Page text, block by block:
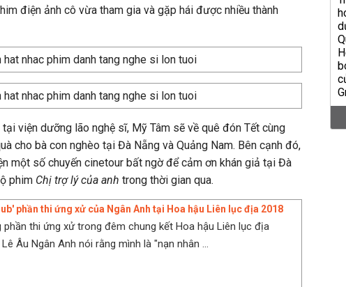
điện ảnh cô vừa tham gia và gặp hái được nhiều thành
viện dưỡng lão nghệ sĩ, Mỹ Tâm sẽ về quê đón Tết cùng
cho bà con nghèo tại Đà Nẵng và Quảng Nam. Bên cạnh đó,
một số chuyến cinetour bất ngờ để cảm ơn khán giả tại Đà
phim Chị trợ lý của anh trong thời gian qua.
phần thi ứng xử của Ngân Anh tại Hoa hậu Liên lục địa 2018
phần thi ứng xử trong đêm chung kết Hoa hậu Liên lục địa
Lê Âu Ngân Anh nói rằng mình là "nạn nhân ...